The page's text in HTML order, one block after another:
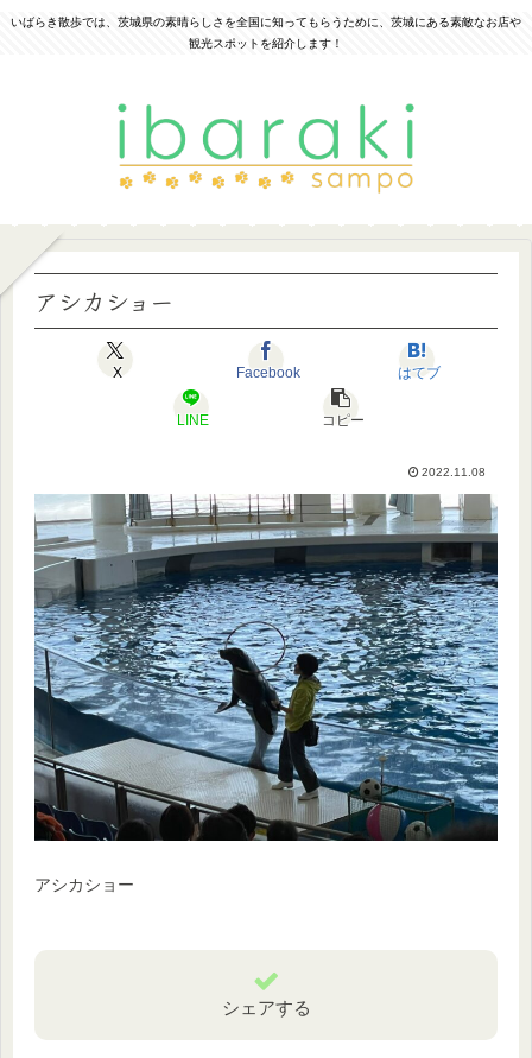
いばらき散歩では、茨城県の素晴らしさを全国に知ってもらうために、茨城にある素敵なお店や
観光スポットを紹介します！
アシカショー
X Facebook はてブ
LINE コピー
2022.11.08
アシカショー
シェアする